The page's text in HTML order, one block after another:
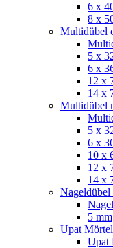
6 x
8 x
Multidübel
5 x
6 x
12 x
14 x
Multidübel
5 x
6 x
10 x
12 x
14 x
5 mm
Upat
Upat